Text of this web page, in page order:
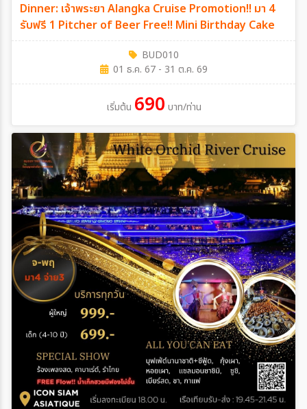
Dinner: เจ้าพระยา Alangka Cruise Promotion!! มา 4
รับฟรี 1 Pitcher of Beer Free!! Mini Birthday Cake
BUD010
01 ธ.ค. 67 - 31 ต.ค. 69
เริ่มต้น 690 บาท/ท่าน